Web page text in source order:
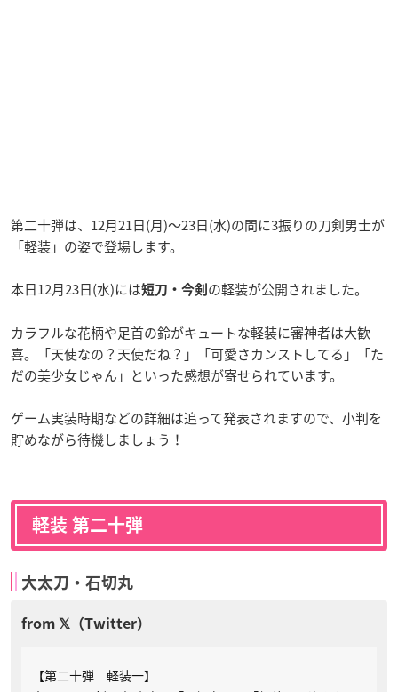
第二十弾は、12月21日(月)～23日(水)の間に3振りの刀剣男士が
「軽装」の姿で登場します。
本日12月23日(水)には短刀・今剣 の軽装が公開されました。
カラフルな花柄や足首の鈴がキュートな軽装に審神者は大歓
喜。「天使なの？天使だね？」「可愛さカンストしてる」「た
だの美少女じゃん」といった感想が寄せられています。
ゲーム実装時期などの詳細は追って発表されますので、小判を
貯めながら待機しましょう！
軽装 第二十弾
大太刀・石切丸
【第二十弾 軽装一】